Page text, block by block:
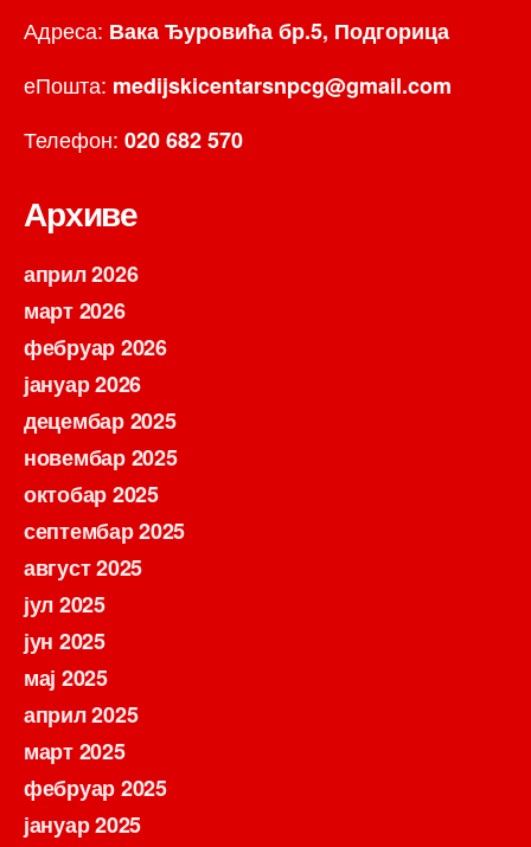
Адреса: Вака Ђуровића бр.5, Подгорица
еПошта: medijskicentarsnpcg@gmail.com
Телефон: 020 682 570
Архиве
април 2026
март 2026
фебруар 2026
јануар 2026
децембар 2025
новембар 2025
октобар 2025
септембар 2025
август 2025
јул 2025
јун 2025
мај 2025
април 2025
март 2025
фебруар 2025
јануар 2025